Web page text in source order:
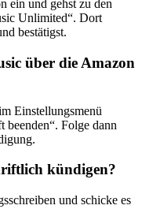
ein und gehst zu den
Unlimited“. Dort
bestätigst.
über die Amazon
Einstellungsmenü
Folge dann
kündigen?
und schicke es